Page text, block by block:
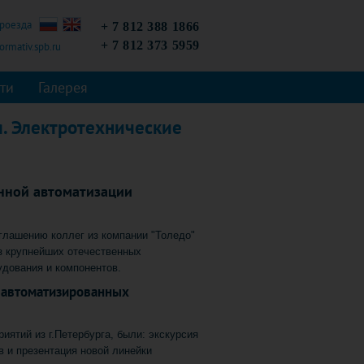
+ 7 812 388 1866
+ 7 812 373 5959
Галерея
автоматизации
коллег из компании "Толедо"
отечественных
и компонентов.
из г.Петербурга, были: экскурсия
презентация новой линейки